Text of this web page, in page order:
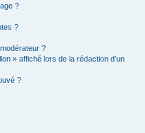
?
?
?
» affiché lors de la rédaction d’un
?